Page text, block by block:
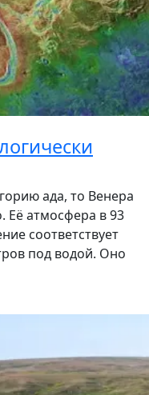
ада, то Венера
Её атмосфера в 93
соответствует
под водой. Оно